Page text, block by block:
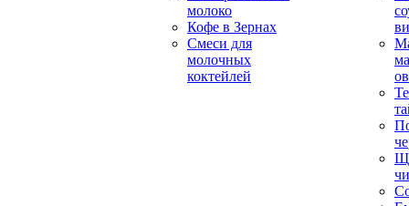
молоко
Кофе в Зернах
Смеси для
молочных
коктейлей